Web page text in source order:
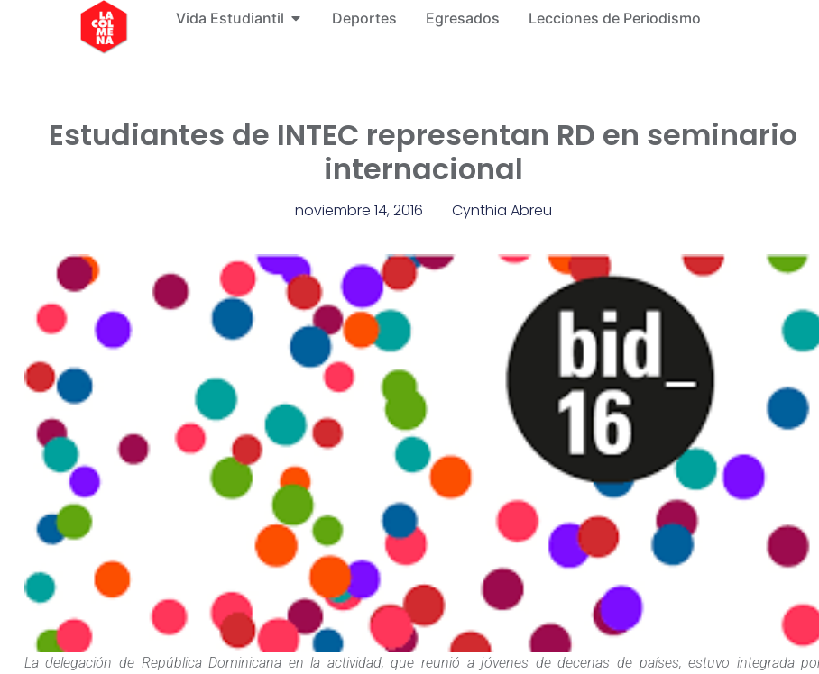
Vida Estudiantil Deportes Egresados Lecciones de Periodismo
Estudiantes de INTEC representan RD en seminario
internacional
noviembre 14, 2016 Cynthia Abreu
La delegación de República Dominicana en la actividad, que reunió a jóvenes de decenas de países, estuvo integrada